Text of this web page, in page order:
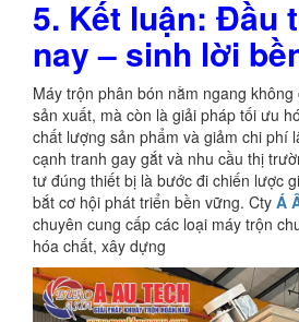
5. Kết luận: Đầu
nay – sinh lời
Máy trộn phân bón nằm ngang
sản xuất, mà còn là giải pháp tối ưu
chất lượng sản phẩm và giảm chi phí
cạnh tranh gay gắt và nhu cầu thị
tư đúng thiết bị là bước đi chiến lược
bắt cơ hội phát triển bền vững. Cty Á
chuyên cung cấp các loại máy trộn
hóa chất, xây dựng